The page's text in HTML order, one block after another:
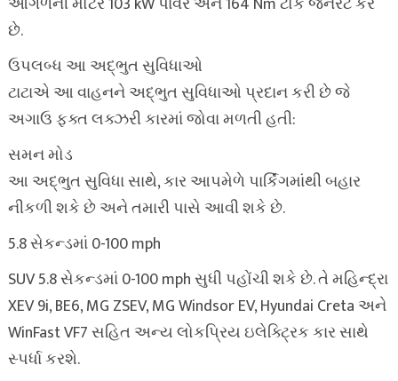
છે.
ઉપલબ્ધ આ અદ્ભુત સુવિધાઓ
ટાટાએ આ વાહનને અદ્ભુત સુવિધાઓ પ્રદાન કરી છે જે
અગાઉ ફક્ત લક્ઝરી કારમાં જોવા મળતી હતી:
સમન મોડ
આ અદ્ભુત સુવિધા સાથે, કાર આપમેળે પાર્કિંગમાંથી બહાર
નીકળી શકે છે અને તમારી પાસે આવી શકે છે.
5.8 સેકન્ડમાં 0-100 mph
SUV 5.8 સેકન્ડમાં 0-100 mph સુધી પહોંચી શકે છે. તે મહિન્દ્રા
XEV 9i, BE6, MG ZSEV, MG Windsor EV, Hyundai Creta અને
WinFast VF7 સહિત અન્ય લોકપ્રિય ઇલેક્ટ્રિક કાર સાથે
સ્પર્ધા કરશે.